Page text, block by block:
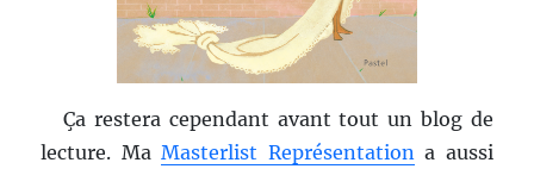
Ça restera cependant avant tout un blog de
lecture. MaMasterlist Représentation a aussi